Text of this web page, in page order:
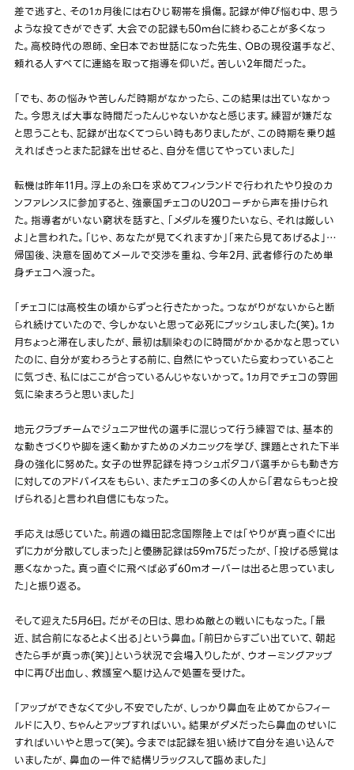
差で逃すと、その1ヵ月後には右ひじ靭帯を損傷。記録が伸び悩む中、思う
ような投てきができず、大会での記録も50m台に終わることが多くなっ
た。高校時代の恩師、全日本でお世話になった先生、OBの現役選手など、
頼れる人すべてに連絡を取って指導を仰いだ。苦しい2年間だった。
「でも、あの悩みや苦しんだ時期がなかったら、この結果は出ていなかっ
た。今思えば大事な時間だったんじゃないかなと感じます。練習が嫌だな
と思うことも、記録が出なくてつらい時もありましたが、この時期を乗り越
えればきっとまた記録を出せると、自分を信じてやっていました」
転機は昨年11月。浮上の糸口を求めてフィンランドで行われたやり投のカ
ンファレンスに参加すると、強豪国チェコのU20コーチから声を掛けられ
た。指導者がいない窮状を話すと、「メダルを獲りたいなら、それは厳しい
よ」と言われた。「じゃ、あなたが見てくれますか」「来たら見てあげるよ」…
帰国後、決意を固めてメールで交渉を重ね、今年2月、武者修行のため単
身チェコへ渡った。
「チェコには高校生の頃からずっと行きたかった。つながりがないからと断
られ続けていたので、今しかないと思って必死にプッシュしました(笑)。1ヵ
月ちょっと滞在しましたが、最初は馴染むのに時間がかかるかなと思ってい
たのに、自分が変わろうとする前に、自然にやっていたら変わっていること
に気づき、私にはここが合っているんじゃないかって。1ヵ月でチェコの雰囲
気に染まろうと思いました」
地元クラブチームでジュニア世代の選手に混じって行う練習では、基本的
な動きづくりや脚を速く動かすためのメカニックを学び、課題とされた下半
身の強化に努めた。女子の世界記録を持つシュポタコバ選手からも動き方
に対してのアドバイスをもらい、またチェコの多くの人から「君ならもっと投
げられる」と言われ自信にもなった。
手応えは感じていた。前週の織田記念国際陸上では「やりが真っ直ぐに出
ずに力が分散してしまった」と優勝記録は59m75だったが、「投げる感覚は
悪くなかった。真っ直ぐに飛べば必ず60mオーバーは出ると思っていまし
た」と振り返る。
そして迎えた5月6日。だがその日は、思わぬ敵との戦いにもなった。「最
近、試合前になるとよく出る」という鼻血。「前日からすごい出ていて、朝起
きたら手が真っ赤(笑)」という状況で会場入りしたが、ウオーミングアップ
中に再び出血し、救護室へ駆け込んで処置を受けた。
「アップができなくて少し不安でしたが、しっかり鼻血を止めてからフィー
ルドに入り、ちゃんとアップすればいい。結果がダメだったら鼻血のせいに
すればいいやと思って(笑)。今までは記録を狙い続けて自分を追い込んで
いましたが、鼻血の一件で結構リラックスして臨めました」